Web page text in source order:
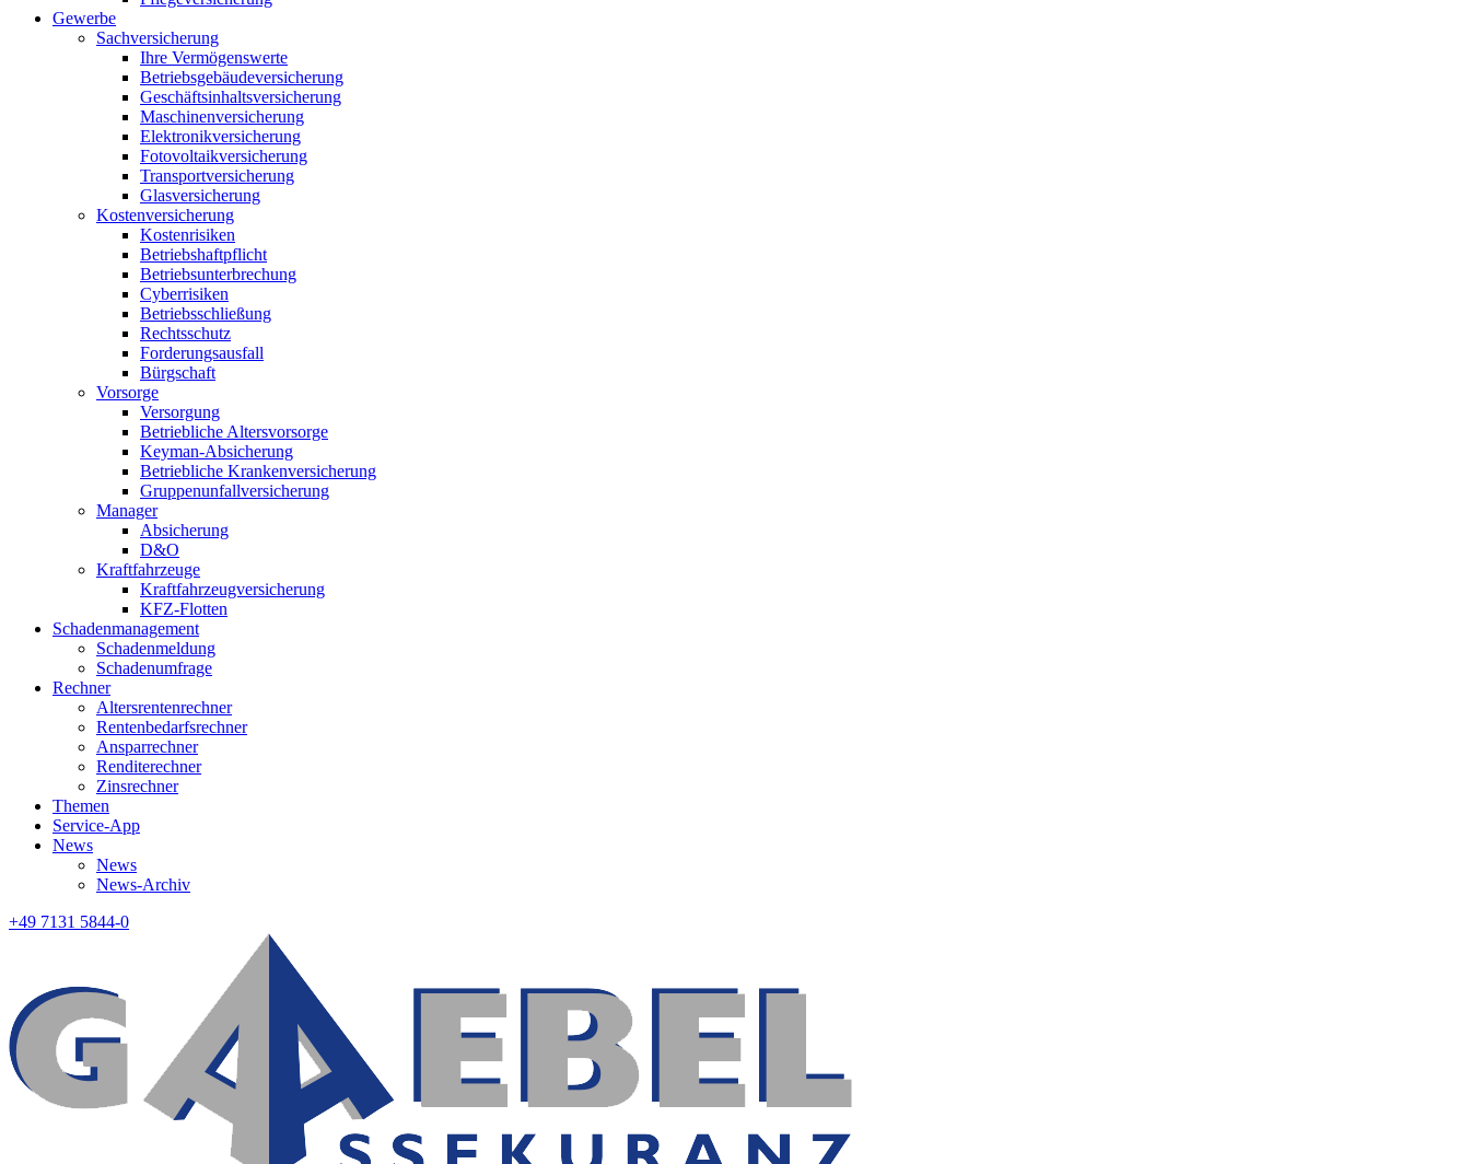
Gewerbe
Sachversicherung
Ihre Vermögenswerte
Betriebsgebäudeversicherung
Geschäftsinhaltsversicherung
Maschinenversicherung
Elektronikversicherung
Fotovoltaikversicherung
Transportversicherung
Glasversicherung
Kostenversicherung
Kostenrisiken
Betriebshaftpflicht
Betriebsunterbrechung
Cyberrisiken
Betriebsschließung
Rechtsschutz
Forderungsausfall
Bürgschaft
Vorsorge
Versorgung
Betriebliche Altersvorsorge
Keyman-Absicherung
Betriebliche Krankenversicherung
Gruppenunfallversicherung
Manager
Absicherung
D&O
Kraftfahrzeuge
Kraftfahrzeugversicherung
KFZ-Flotten
Schadenmanagement
Schadenmeldung
Schadenumfrage
Rechner
Altersrentenrechner
Rentenbedarfsrechner
Ansparrechner
Renditerechner
Zinsrechner
Themen
Service-App
News
News
News-Archiv
+49 7131 5844-0